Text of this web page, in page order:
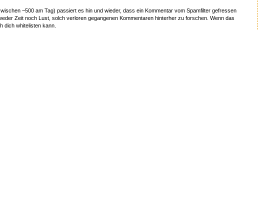
~500 am Tag) passiert es hin und wieder, dass ein Kommentar vom Spamfilter gefressen
Zeit noch Lust, solch verloren gegangenen Kommentaren hinterher zu forschen. Wenn das
dich whitelisten kann.